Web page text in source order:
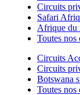
Circuits
Safari
Afrique du
Toutes
Circuits
Circuits
Botswana
Toutes nos